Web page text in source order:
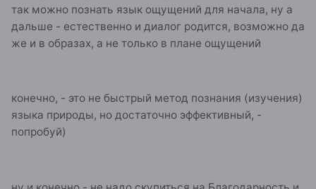
так можно познать язык ощущений для начала, ну а
дальше - естественно и диалог родится, возможно да
же и в образах, а не только в плане ощущений
конечно, - это не быстрый метод познания (изучения)
языка природы, но достаточно эффективный, -
попробуй)